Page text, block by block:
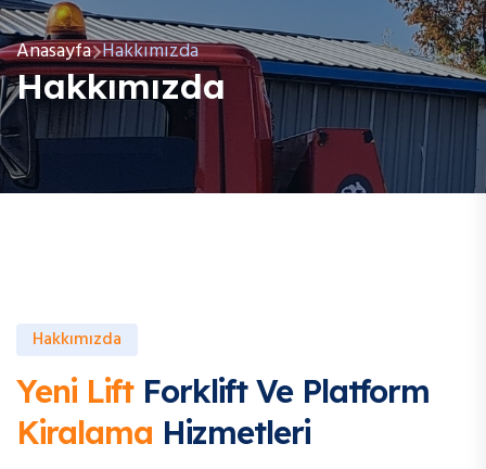
Anasayfa Hakkımızda
Hakkımızda
Hakkımızda
Yeni LiftForklift Ve Platform
Kiralama Hizmetleri